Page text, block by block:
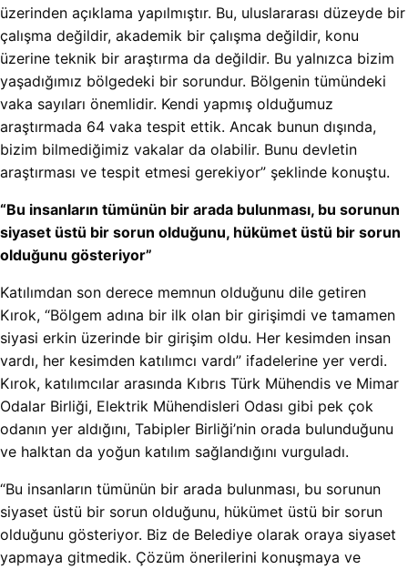
üzerinden açıklama yapılmıştır. Bu, uluslararası düzeyde bir
çalışma değildir, akademik bir çalışma değildir, konu
üzerine teknik bir araştırma da değildir. Bu yalnızca bizim
yaşadığımız bölgedeki bir sorundur. Bölgenin tümündeki
vaka sayıları önemlidir. Kendi yapmış olduğumuz
araştırmada 64 vaka tespit ettik. Ancak bunun dışında,
bizim bilmediğimiz vakalar da olabilir. Bunu devletin
araştırması ve tespit etmesi gerekiyor” şeklinde konuştu.
“Bu insanların tümünün bir arada bulunması, bu sorunun
siyaset üstü bir sorun olduğunu, hükümet üstü bir sorun
olduğunu gösteriyor”
Katılımdan son derece memnun olduğunu dile getiren
Kırok, “Bölgem adına bir ilk olan bir girişimdi ve tamamen
siyasi erkin üzerinde bir girişim oldu. Her kesimden insan
vardı, her kesimden katılımcı vardı” ifadelerine yer verdi.
Kırok, katılımcılar arasında Kıbrıs Türk Mühendis ve Mimar
Odalar Birliği, Elektrik Mühendisleri Odası gibi pek çok
odanın yer aldığını, Tabipler Birliği’nin orada bulunduğunu
ve halktan da yoğun katılım sağlandığını vurguladı.
“Bu insanların tümünün bir arada bulunması, bu sorunun
siyaset üstü bir sorun olduğunu, hükümet üstü bir sorun
olduğunu gösteriyor. Biz de Belediye olarak oraya siyaset
yapmaya gitmedik. Çözüm önerilerini konuşmaya ve